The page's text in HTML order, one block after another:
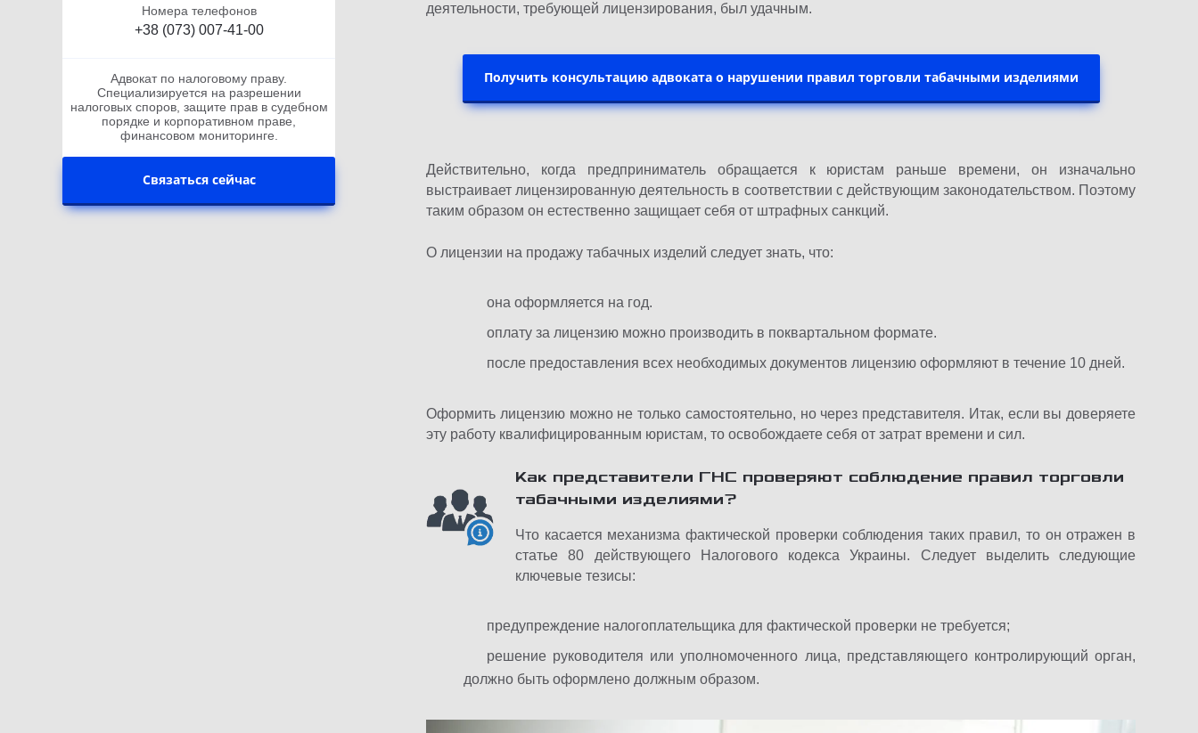
Номера телефонов
+38 (073) 007-41-00
Адвокат по налоговому праву.
Специализируется на разрешении
налоговых споров, защите прав в судебном
порядке и корпоративном праве,
финансовом мониторинге.
Связаться сейчас
деятельности, требующей лицензирования, был удачным.
Получить консультацию адвоката о нарушении правил торговли табачными изделиями
Действительно, когда предприниматель обращается к юристам раньше времени, он изначально
выстраивает лицензированную деятельность в соответствии с действующим законодательством. Поэтому
таким образом он естественно защищает себя от штрафных санкций.
О лицензии на продажу табачных изделий следует знать, что:
она оформляется на год.
оплату за лицензию можно производить в поквартальном формате.
после предоставления всех необходимых документов лицензию оформляют в течение 10 дней.
Оформить лицензию можно не только самостоятельно, но через представителя. Итак, если вы доверяете
эту работу квалифицированным юристам, то освобождаете себя от затрат времени и сил.
Как представители ГНС проверяют соблюдение правил торговли
табачными изделиями?
Что касается механизма фактической проверки соблюдения таких правил, то он отражен в
статье 80 действующего Налогового кодекса Украины. Следует выделить следующие
ключевые тезисы:
предупреждение налогоплательщика для фактической проверки не требуется;
решение руководителя или уполномоченного лица, представляющего контролирующий орган,
должно быть оформлено должным образом.